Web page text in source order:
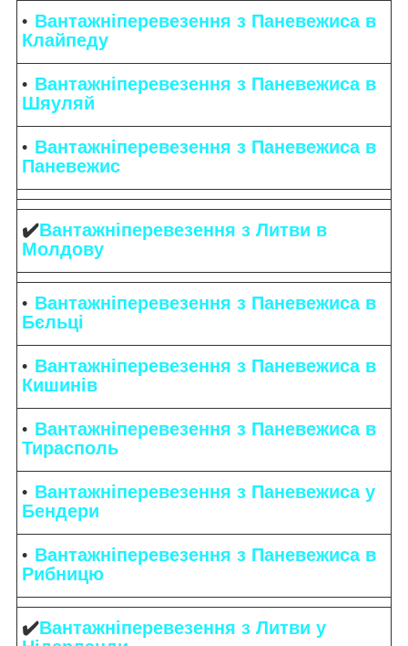
Вантажніперевезення з Паневежиса в
Клайпеду
Вантажніперевезення з Паневежиса в
Шяуляй
Вантажніперевезення з Паневежиса в
Паневежис
✔️Вантажніперевезення з Литви в
Молдову
Вантажніперевезення з Паневежиса в
Бєльці
Вантажніперевезення з Паневежиса в
Кишинів
Вантажніперевезення з Паневежиса в
Тирасполь
Вантажніперевезення з Паневежиса у
Бендери
Вантажніперевезення з Паневежиса в
Рибницю
✔️Вантажніперевезення з Литви у